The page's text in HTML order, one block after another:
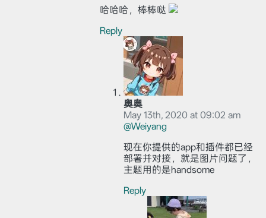
哈哈哈，棒棒哒
Reply
奥奥
May 13th, 2020 at 09:02 am
@Weiyang
现在你提供的app和插件都已经
部署并对接，就是图片问题了，
主题用的是handsome
Reply